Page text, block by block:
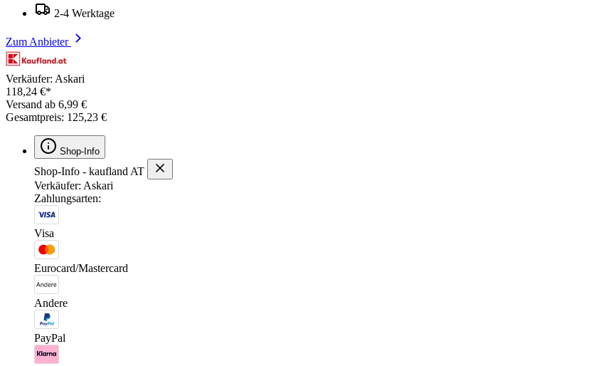
2-4 Werktage
Zum Anbieter
Verkäufer: Askari
118,24 €*
Versand ab 6,99 €
Gesamtpreis: 125,23 €
Shop-Info
Shop-Info - kaufland AT
Verkäufer: Askari
Zahlungsarten:
Visa
Eurocard/Mastercard
Andere
PayPal